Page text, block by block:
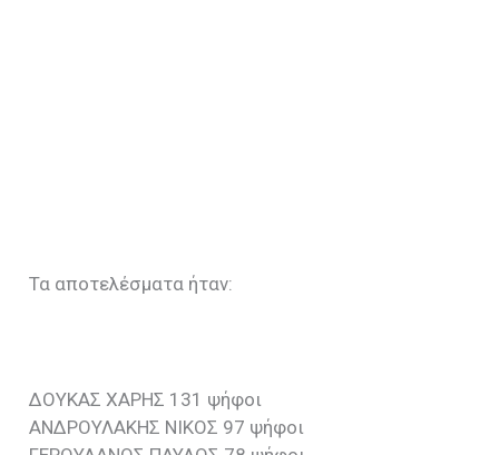
Τα αποτελέσματα ήταν:
ΔΟΥΚΑΣ ΧΑΡΗΣ 131 ψήφοι
ΑΝΔΡΟΥΛΑΚΗΣ ΝΙΚΟΣ 97 ψήφοι